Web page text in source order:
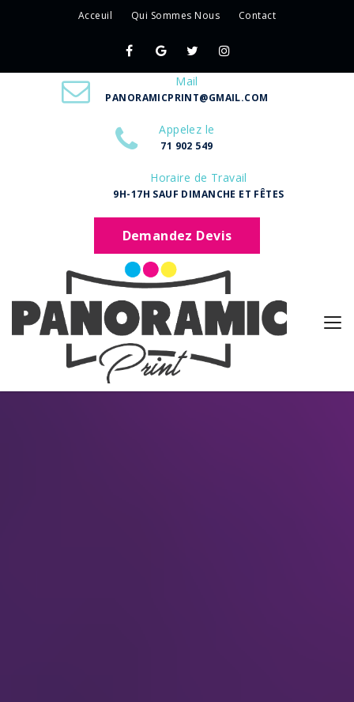
Acceuil Qui Sommes Nous Contact
Mail
PANORAMICPRINT@GMAIL.COM
Appelez le
71 902 549
Horaire de Travail
9H-17H SAUF DIMANCHE ET FÊTES
Demandez Devis